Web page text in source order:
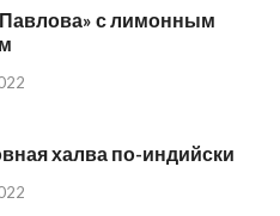
с лимонным
халва по-индийски